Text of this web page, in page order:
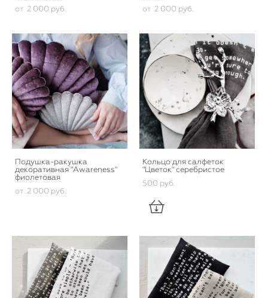
от 2 000 pуб.
от 2 000 pуб.
Подушка-ракушка
декоративная "Awareness"
фиолетовая
от 2 000 pуб.
Кольцо для салфеток
"Цветок" серебристое
500 pуб.